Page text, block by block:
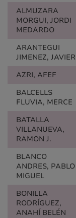
ALMUZARA
MORGUI, JORDI
MEDARDO
ARANTEGUI
JIMENEZ, JAVIER
AZRI, AFEF
BALCELLS
FLUVIA, MERCE
BATALLA
VILLANUEVA,
RAMON J.
BLANCO
ANDRES, PABLO
MIGUEL
BONILLA
RODRÍGUEZ,
ANAHÍ BELÉN